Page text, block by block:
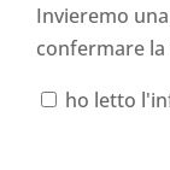
Invieremo
confermare
ho letto